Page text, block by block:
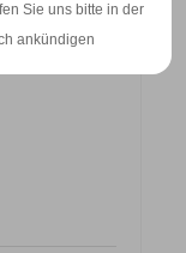
Sie uns bitte in der
ankündigen